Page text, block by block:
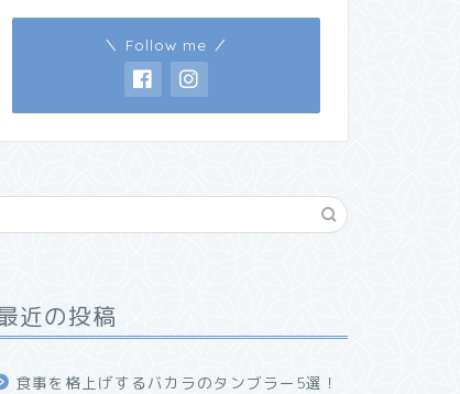
＼ Follow me ／
近の投稿
食事を格上げするバカラのタンブラー5選！